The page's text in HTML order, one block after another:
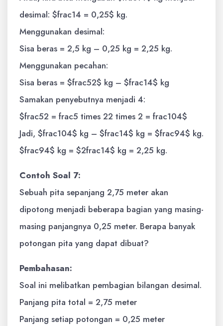
desimal: $frac14 = 0,25$ kg.
Menggunakan desimal:
Sisa beras = 2,5 kg – 0,25 kg = 2,25 kg.
Menggunakan pecahan:
Sisa beras = $frac52$ kg – $frac14$ kg
Samakan penyebutnya menjadi 4:
$frac52 = frac5 times 22 times 2 = frac104$
Jadi, $frac104$ kg – $frac14$ kg = $frac94$ kg.
$frac94$ kg = $2frac14$ kg = 2,25 kg.
Contoh Soal 7:
Sebuah pita sepanjang 2,75 meter akan
dipotong menjadi beberapa bagian yang masing-
masing panjangnya 0,25 meter. Berapa banyak
potongan pita yang dapat dibuat?
Pembahasan:
Soal ini melibatkan pembagian bilangan desimal.
Panjang pita total = 2,75 meter
Panjang setiap potongan = 0,25 meter